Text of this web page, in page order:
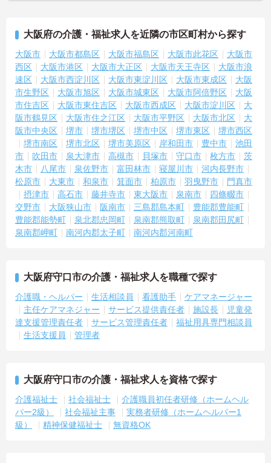
大阪府の介護・福祉求人を近隣の市区町村から探す
大阪市 大阪市都島区 大阪市福島区 大阪市此花区
大阪市
西区
大阪市港区 大阪市大正区 大阪市天王寺区
大阪市浪
速区
大阪市西淀川区 大阪市東淀川区 大阪市東成区
大阪
市生野区
大阪市旭区 大阪市城東区 大阪市阿倍野区
大阪
市住吉区
大阪市東住吉区 大阪市西成区 大阪市淀川区
大
阪市鶴見区
大阪市住之江区 大阪市平野区 大阪市北区
大
阪市中央区
堺市 堺市堺区 堺市中区 堺市東区
堺市西区
堺市南区
堺市北区 堺市美原区 岸和田市 豊中市
池田
市
吹田市 泉大津市 高槻市 貝塚市 守口市 枚方市
茨
木市
八尾市 泉佐野市 富田林市 寝屋川市
河内長野市
松原市
大東市 和泉市 箕面市 柏原市 羽曳野市
門真市
摂津市
高石市 藤井寺市 東大阪市 泉南市
四條畷市
交野市
大阪狭山市 阪南市 三島郡島本町
豊能郡豊能町
豊能郡能勢町
泉北郡忠岡町 泉南郡熊取町
泉南郡田尻町
泉南郡岬町
南河内郡太子町 南河内郡河南町
大阪府守口市の介護・福祉求人を職種で探す
介護職・ヘルパー 生活相談員 看護助手
ケアマネージャー
主任ケアマネジャー
サービス提供責任者 施設長
児童発
達支援管理責任者
サービス管理責任者
福祉用具専門相談員
生活支援員
管理者
大阪府守口市の介護・福祉求人を資格で探す
介護福祉士 社会福祉士
介護職員初任者研修（ホームヘル
パー2級）
社会福祉主事
実務者研修（ホームヘルパー1
級）
精神保健福祉士 無資格OK